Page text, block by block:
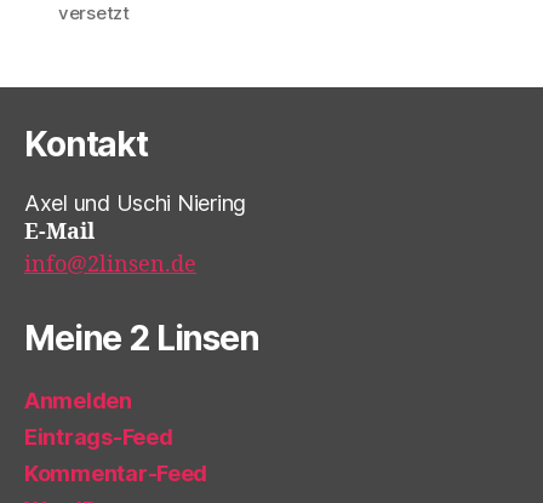
versetzt
Kontakt
Axel und Uschi Niering
E-Mail
info@2linsen.de
Meine 2 Linsen
Anmelden
Eintrags-Feed
Kommentar-Feed